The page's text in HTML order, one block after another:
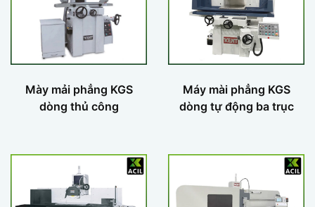
Mày mải phẳng KGS
dòng thủ công
Máy mài phẳng KGS
dòng tự động ba trục